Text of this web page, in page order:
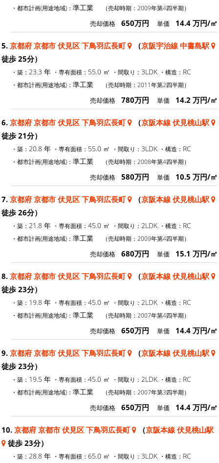
・都市計画(用途地域)： 準工業 （売却時期：2009年第4四半期）
売却価格 650万円 単価 14.4 万円/㎡
5. 京都府 京都市 伏見区 下鳥羽広長町 （京阪宇治線 中書島駅
徒歩 25分）
・築： 23.3 年 ・専有面積： 55.0 ㎡ ・間取り： 3LDK ・構造： RC
・都市計画(用途地域)： 準工業 （売却時期：2011年第2四半期）
売却価格 780万円 単価 14.2 万円/㎡
6. 京都府 京都市 伏見区 下鳥羽広長町 （京阪本線 伏見桃山駅
徒歩 21分）
・築： 20.8 年 ・専有面積： 55.0 ㎡ ・間取り： 3LDK ・構造： RC
・都市計画(用途地域)： 準工業 （売却時期：2008年第4四半期）
売却価格 580万円 単価 10.5 万円/㎡
7. 京都府 京都市 伏見区 下鳥羽広長町 （京阪本線 伏見桃山駅
徒歩 26分）
・築： 21.8 年 ・専有面積： 45.0 ㎡ ・間取り： 2LDK ・構造： RC
・都市計画(用途地域)： 準工業 （売却時期：2009年第4四半期）
売却価格 680万円 単価 15.1 万円/㎡
8. 京都府 京都市 伏見区 下鳥羽広長町 （京阪本線 伏見桃山駅
徒歩 23分）
・築： 19.8 年 ・専有面積： 45.0 ㎡ ・間取り： 2LDK ・構造： RC
・都市計画(用途地域)： 準工業 （売却時期：2007年第4四半期）
売却価格 650万円 単価 14.4 万円/㎡
9. 京都府 京都市 伏見区 下鳥羽広長町 （京阪本線 伏見桃山駅
徒歩 23分）
・築： 19.5 年 ・専有面積： 45.0 ㎡ ・間取り： 2LDK ・構造： RC
・都市計画(用途地域)： 準工業 （売却時期：2007年第3四半期）
売却価格 650万円 単価 14.4 万円/㎡
10. 京都府 京都市 伏見区 下鳥羽広長町 （京阪本線 伏見桃山駅
徒歩 23分）
・築： 28.8 年 ・専有面積： 65.0 ㎡ ・間取り： 3LDK ・構造： RC